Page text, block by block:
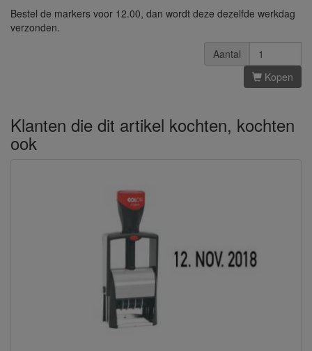
Bestel de markers voor 12.00, dan wordt deze dezelfde werkdag
verzonden.
Aantal
Kopen
Klanten die dit artikel kochten, kochten
ook